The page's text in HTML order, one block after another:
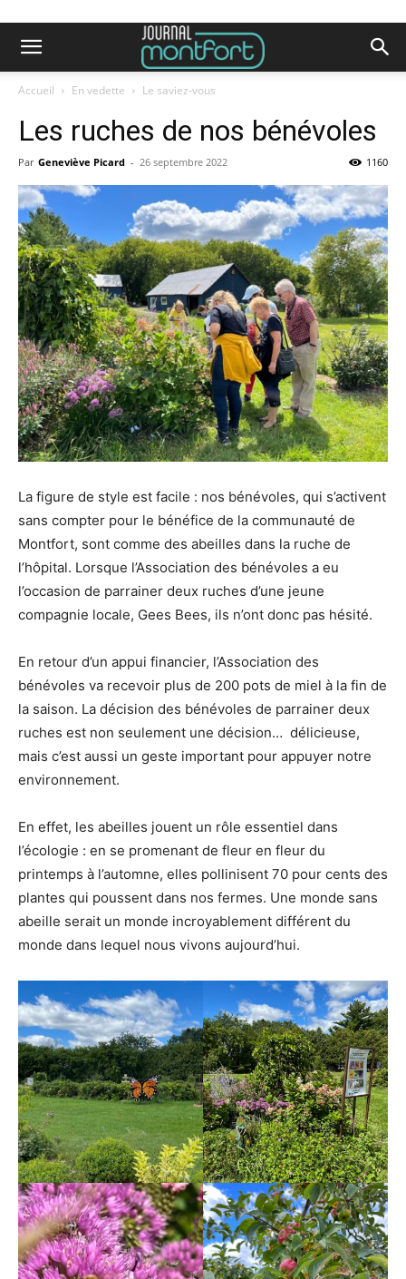
Accueil En vedette Le saviez-vous
Les ruches de nos bénévoles
Par Geneviève Picard - 26 septembre 2022 1160
La figure de style est facile : nos bénévoles, qui s’activent
sans compter pour le bénéfice de la communauté de
Montfort, sont comme des abeilles dans la ruche de
l’hôpital. Lorsque l’Association des bénévoles a eu
l’occasion de parrainer deux ruches d’une jeune
compagnie locale, Gees Bees, ils n’ont donc pas hésité.
En retour d’un appui financier, l’Association des
bénévoles va recevoir plus de 200 pots de miel à la fin de
la saison. La décision des bénévoles de parrainer deux
ruches est non seulement une décision… délicieuse,
mais c’est aussi un geste important pour appuyer notre
environnement.
En effet, les abeilles jouent un rôle essentiel dans
l’écologie : en se promenant de fleur en fleur du
printemps à l’automne, elles pollinisent 70 pour cents des
plantes qui poussent dans nos fermes. Une monde sans
abeille serait un monde incroyablement différent du
monde dans lequel nous vivons aujourd’hui.